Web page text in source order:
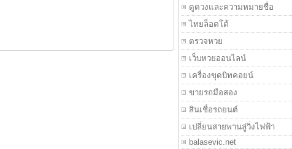
ดูดวงและความหมายชื่อ
ไทยล็อตโต้
ตรวจหวย
เว็บหวยออนไลน์
เครื่องขุดบิทคอยน์
ขายรถมือสอง
สินเชื่อรถยนต์
เปลี่ยนสายพานลู่วิ่งไฟฟ้า
balasevic.net